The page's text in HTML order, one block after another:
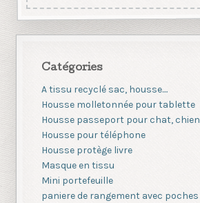
Catégories
A tissu recyclé sac, housse....
Housse molletonnée pour tablette
Housse passeport pour chat, chien
Housse pour téléphone
Housse protège livre
Masque en tissu
Mini portefeuille
paniere de rangement avec poches